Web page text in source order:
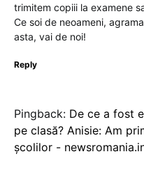
trimitem copiii la examene
Ce soi de neoameni,
asta, vai de noi!
Reply
Pingback: De ce a fost
pe clasă? Anisie: Am
școlilor -